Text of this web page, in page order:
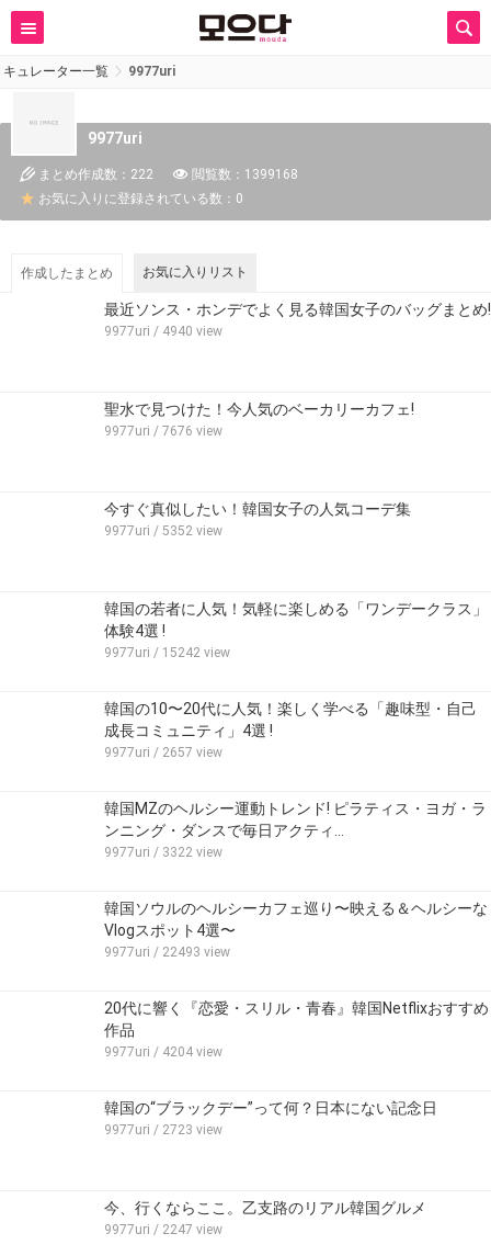
キュレーター一覧 9977uri
9977uri
まとめ作成数：222
閲覧数：1399168
お気に入りに登録されている数：0
作成したまとめ お気に入りリスト
最近ソンス・ホンデでよく見る韓国女子のバッグまとめ!
9977uri / 4940 view
聖水で見つけた！今人気のベーカリーカフェ!
9977uri / 7676 view
今すぐ真似したい！韓国女子の人気コーデ集
9977uri / 5352 view
韓国の若者に人気！気軽に楽しめる「ワンデークラス」
体験4選 !
9977uri / 15242 view
韓国の10〜20代に人気！楽しく学べる「趣味型・自己
成長コミュニティ」4選 !
9977uri / 2657 view
韓国MZのヘルシー運動トレンド! ピラティス・ヨガ・ラ
ンニング・ダンスで毎日アクティ…
9977uri / 3322 view
韓国ソウルのヘルシーカフェ巡り〜映える＆ヘルシーな
Vlogスポット4選〜
9977uri / 22493 view
20代に響く『恋愛・スリル・青春』韓国Netflixおすすめ
作品
9977uri / 4204 view
韓国の“ブラックデー”って何？日本にない記念日
9977uri / 2723 view
今、行くならここ。乙支路のリアル韓国グルメ
9977uri / 2247 view